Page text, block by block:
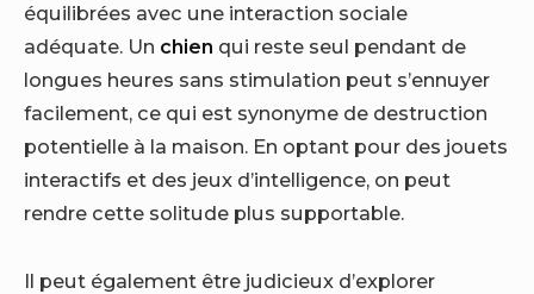
équilibrées avec une interaction sociale
adéquate. Un chien qui reste seul pendant de
longues heures sans stimulation peut s’ennuyer
facilement, ce qui est synonyme de destruction
potentielle à la maison. En optant pour des jouets
interactifs et des jeux d’intelligence, on peut
rendre cette solitude plus supportable.
Il peut également être judicieux d’explorer